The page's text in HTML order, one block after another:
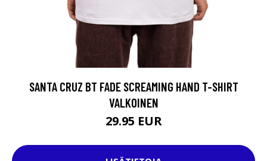
SANTA CRUZ BT FADE SCREAMING HAND T-SHIRT
VALKOINEN
29.95 EUR